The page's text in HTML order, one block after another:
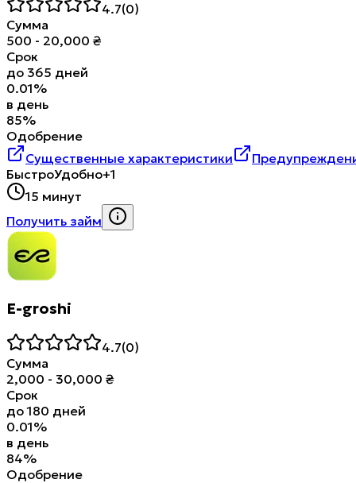
4.7(0)
Сумма
500 - 20,000 ₴
Срок
до 365 дней
0.01%
в день
85%
Одобрение
Существенные характеристики
БыстроУдобно+1
15 минут
Получить займ
E-groshi
4.7(0)
Сумма
2,000 - 30,000 ₴
Срок
до 180 дней
0.01%
в день
84%
Одобрение